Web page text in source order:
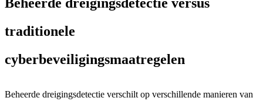
Beheerde dreigingsdetectie versus
traditionele
cyberbeveiligingsmaatregelen
Beheerde dreigingsdetectie verschilt op verschillende manieren van